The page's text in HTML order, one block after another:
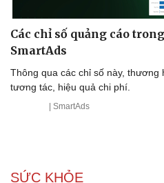
Các chỉ số quảng cáo
SmartAds
Thông qua các chỉ số này, thương
tương tác, hiệu quả chi phí.
| SmartAds
SỨC KHỎE